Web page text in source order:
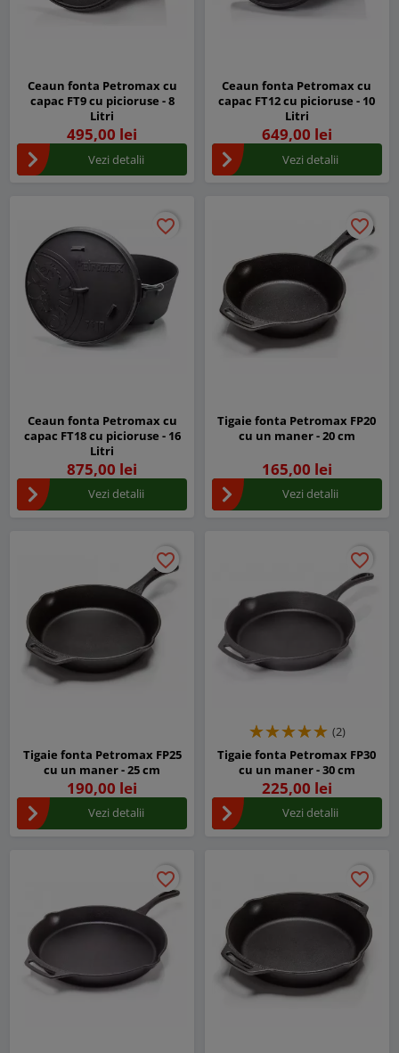
Ceaun fonta Petromax cu
capac FT9 cu picioruse - 8
Litri
495,00 lei
Vezi detalii
Ceaun fonta Petromax cu
capac FT12 cu picioruse - 10
Litri
649,00 lei
Vezi detalii
favorite_border
favorite_border
Ceaun fonta Petromax cu
capac FT18 cu picioruse - 16
Litri
875,00 lei
Vezi detalii
favorite_border
favorite_border
Tigaie fonta Petromax FP20
cu un maner - 20 cm
165,00 lei
Vezi detalii
favorite_border
favorite_border
Tigaie fonta Petromax FP25
cu un maner - 25 cm
190,00 lei
Vezi detalii
favorite_border
favorite_border
(2)
Tigaie fonta Petromax FP30
cu un maner - 30 cm
225,00 lei
Vezi detalii
favorite_border
favorite_border favorite_border
favorite_border